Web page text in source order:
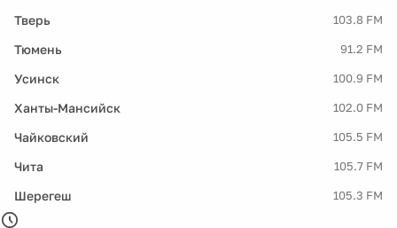
Тверь 103.8 FM
Тюмень 91.2 FM
Усинск 100.9 FM
Ханты-Мансийск 102.0 FM
Чайковский 105.5 FM
Чита 105.7 FM
Шерегеш 105.3 FM